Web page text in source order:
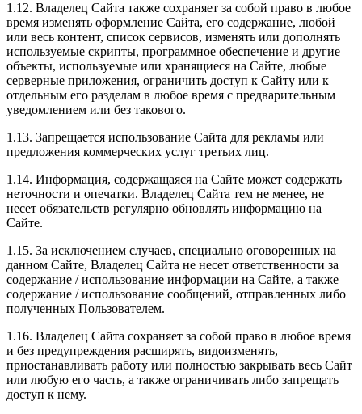
1.12. Владелец Сайта также сохраняет за собой право в любое
время изменять оформление Сайта, его содержание, любой
или весь контент, список сервисов, изменять или дополнять
используемые скрипты, программное обеспечение и другие
объекты, используемые или хранящиеся на Сайте, любые
серверные приложения, ограничить доступ к Сайту или к
отдельным его разделам в любое время с предварительным
уведомлением или без такового.
1.13. Запрещается использование Сайта для рекламы или
предложения коммерческих услуг третьих лиц.
1.14. Информация, содержащаяся на Сайте может содержать
неточности и опечатки. Владелец Сайта тем не менее, не
несет обязательств регулярно обновлять информацию на
Сайте.
1.15. За исключением случаев, специально оговоренных на
данном Сайте, Владелец Сайта не несет ответственности за
содержание / использование информации на Сайте, а также
содержание / использование сообщений, отправленных либо
полученных Пользователем.
1.16. Владелец Сайта сохраняет за собой право в любое время
и без предупреждения расширять, видоизменять,
приостанавливать работу или полностью закрывать весь Сайт
или любую его часть, а также ограничивать либо запрещать
доступ к нему.